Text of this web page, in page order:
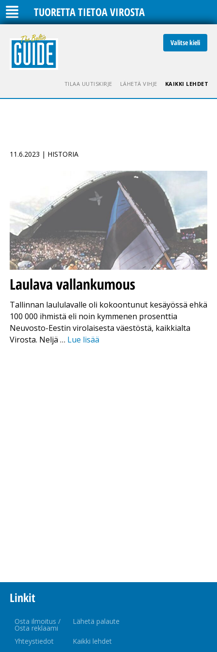
TUORETTA TIETOA VIROSTA
Valitse kieli
TILAA UUTISKIRJE LÄHETÄ VIHJE KAIKKI LEHDET
11.6.2023 | HISTORIA
Laulava vallankumous
Tallinnan laululavalle oli kokoontunut kesäyössä ehkä
100 000 ihmistä eli noin kymmenen prosenttia
Neuvosto-Eestin virolaisesta väestöstä, kaikkialta
Virosta. Neljä … Lue lisää
Linkit
Osta ilmoitus /
Osta reklaami
Lähetä palaute
Yhteystiedot Kaikki lehdet